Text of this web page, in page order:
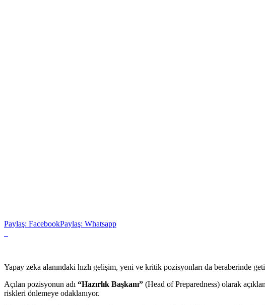
Paylaş: FacebookPaylaş: Whatsapp
Yapay zeka alanındaki hızlı gelişim, yeni ve kritik pozisyonları da beraberinde
Açılan pozisyonun adı “Hazırlık Başkanı” (Head of Preparedness) olarak
riskleri önlemeye odaklanıyor.